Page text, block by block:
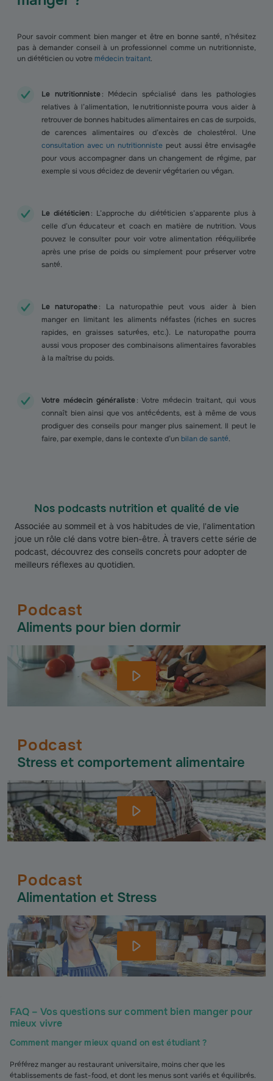
Pour savoir comment bien manger et être en bonne santé, n’hésitez
pas à demander conseil à un professionnel comme un nutritionniste,
un diététicien ou votre médecin traitant.
Le nutritionniste: Médecin spécialisé dans les pathologies
relatives à l’alimentation, le nutritionniste pourra vous aider à
retrouver de bonnes habitudes alimentaires en cas de surpoids,
de carences alimentaires ou d’excès de cholestérol. Une
consultation avec un nutritionniste peut aussi être envisagée
pour vous accompagner dans un changement de régime, par
exemple si vous décidez de devenir végétarien ou végan.
Le diététicien: L’approche du diététicien s’apparente plus à
celle d’un éducateur et coach en matière de nutrition. Vous
pouvez le consulter pour voir votre alimentation rééquilibrée
après une prise de poids ou simplement pour préserver votre
santé.
Le naturopathe: La naturopathie peut vous aider à bien
manger en limitant les aliments néfastes (riches en sucres
rapides, en graisses saturées, etc.). Le naturopathe pourra
aussi vous proposer des combinaisons alimentaires favorables
à la maîtrise du poids.
Votre médecin généraliste: Votre médecin traitant, qui vous
connaît bien ainsi que vos antécédents, est à même de vous
prodiguer des conseils pour manger plus sainement. Il peut le
faire, par exemple, dans le contexte d’un bilan de santé.
Nos podcasts nutrition et qualité de vie
Associée au sommeil et à vos habitudes de vie, l'alimentation
joue un rôle clé dans votre bien-être. À travers cette série de
podcast, découvrez des conseils concrets pour adopter de
meilleurs réflexes au quotidien.
Podcast
Aliments pour bien dormir
Podcast
Stress et comportement alimentaire
Podcast
Alimentation et Stress
FAQ – Vos questions sur comment bien manger pour
mieux vivre
Comment manger mieux quand on est étudiant ?
Préférez manger au restaurant universitaire, moins cher que les
établissements de fast-food, et dont les menus sont variés et équilibrés.